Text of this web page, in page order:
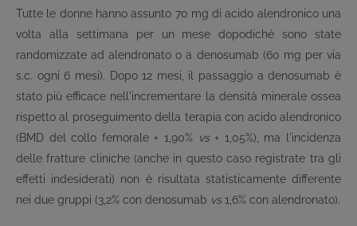
Tutte le donne hanno assunto 70 mg di acido alendronico una
volta alla settimana per un mese dopodiché sono state
randomizzate ad alendronato o a denosumab (60 mg per via
s.c. ogni 6 mesi). Dopo 12 mesi, il passaggio a denosumab è
stato più efficace nell'incrementare la densità minerale ossea
rispetto al proseguimento della terapia con acido alendronico
(BMD del collo femorale + 1,90% vs+ 1,05%), ma l'incidenza
delle fratture cliniche (anche in questo caso registrate tra gli
effetti indesiderati) non è risultata statisticamente differente
nei due gruppi (3,2% con denosumab vs1,6% con alendronato).